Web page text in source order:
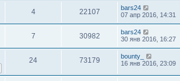
4 22107
bars24
07 апр 2016, 14:31
7 30982
bars24
30 янв 2016, 16:27
24 73179
bounty_
16 янв 2016, 23:09